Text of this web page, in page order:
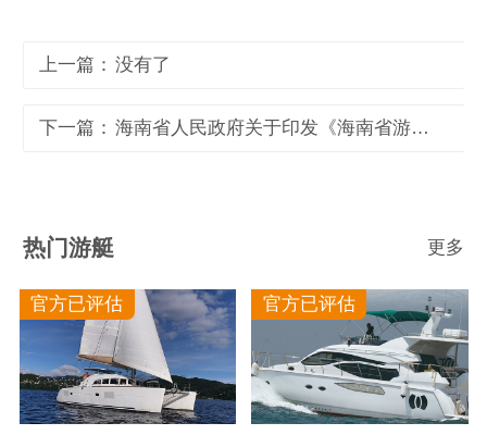
上一篇： 没有了
下一篇： 海南省人民政府关于印发《海南省游艇管理办法》的通知 琼府〔2024〕23号
热门游艇 更多
官方已评估 官方已评估